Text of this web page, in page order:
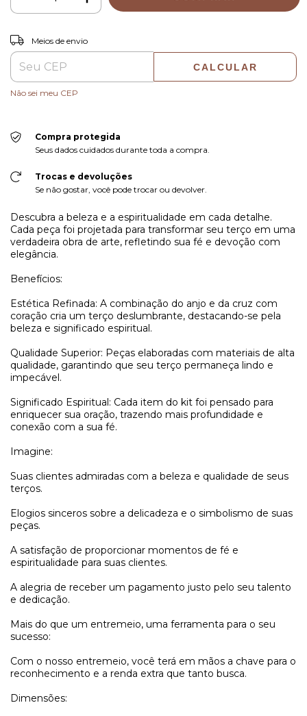
Entregas para o CEP:
Meios de envio
CALCULAR
Não sei meu CEP
Compra protegida
Seus dados cuidados durante toda a compra.
Trocas e devoluções
Se não gostar, você pode trocar ou devolver.
Descubra a beleza e a espiritualidade em cada detalhe.
Cada peça foi projetada para transformar seu terço em uma
verdadeira obra de arte, refletindo sua fé e devoção com
elegância.
Benefícios:
Estética Refinada: A combinação do anjo e da cruz com
coração cria um terço deslumbrante, destacando-se pela
beleza e significado espiritual.
Qualidade Superior: Peças elaboradas com materiais de alta
qualidade, garantindo que seu terço permaneça lindo e
impecável.
Significado Espiritual: Cada item do kit foi pensado para
enriquecer sua oração, trazendo mais profundidade e
conexão com a sua fé.
Imagine:
Suas clientes admiradas com a beleza e qualidade de seus
terços.
Elogios sinceros sobre a delicadeza e o simbolismo de suas
peças.
A satisfação de proporcionar momentos de fé e
espiritualidade para suas clientes.
A alegria de receber um pagamento justo pelo seu talento
e dedicação.
Mais do que um entremeio, uma ferramenta para o seu
sucesso:
Com o nosso entremeio, você terá em mãos a chave para o
reconhecimento e a renda extra que tanto busca.
Dimensões: